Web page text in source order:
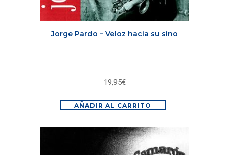
Jorge Pardo – Veloz hacia su sino
19,95€
AÑADIR AL CARRITO